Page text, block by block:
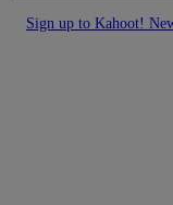
Sign up to Kahoot!